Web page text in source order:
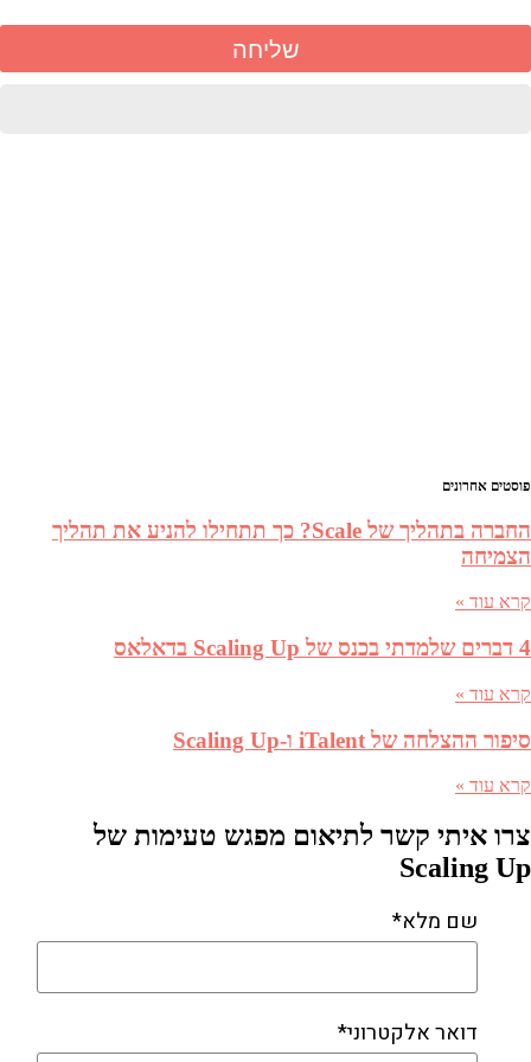
פוסטים אחרונים
החברה בתהליך של Scale? כך תתחילו להניע את תהליך
הצמיחה
קרא עוד »
4 דברים שלמדתי בכנס של Scaling Up בדאלאס
קרא עוד »
סיפור ההצלחה של iTalent ו-Scaling Up
קרא עוד »
צרו איתי קשר לתיאום מפגש טעימות של
Scaling Up
שם מלא*
דואר אלקטרוני*